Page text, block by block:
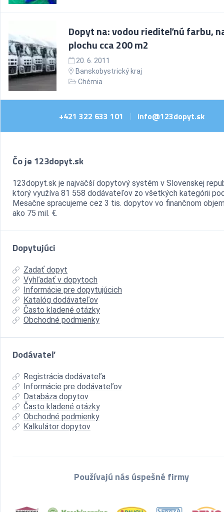
Dopyt na: vodou riediteľnú farbu,
plochu cca 200 m2
20. 6. 2011
Banskobystrický kraj
Chémia
+421 322 633 101 | info@123dopyt.sk
Čo je 123dopyt.sk
123dopyt.sk je najväčší dopytový systém v Slovenskej
ktorý využíva 81 558 dodávateľov zo všetkých kategórii
Mesačne spracujeme cez 3 tis. dopytov vo finančnom
ako 75 mil. €.
Dopytujúci
Zadať dopyt
Vyhľadať v dopytoch
Informácie pre dopytujúcich
Katalóg dodávateľov
Často kladené otázky
Obchodné podmienky
Dodávateľ
Registrácia dodávateľa
Informácie pre dodávateľov
Databáza dopytov
Často kladené otázky
Obchodné podmienky
Kalkulátor dopytov
Používajú nás úspešné firmy